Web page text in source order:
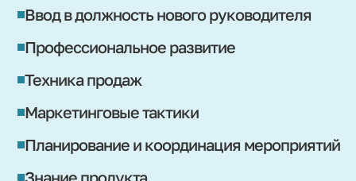
Ввод в должность нового руководителя
Профессиональное развитие
Техника продаж
Маркетинговые тактики
Планирование и координация мероприятий
Знание продукта